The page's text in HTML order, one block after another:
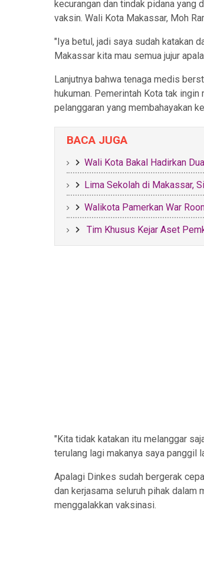
kecurangan dan tindak pidana
vaksin. Wali Kota Makassar, Moh
"Iya betul, jadi saya sudah katakan
Makassar kita mau semua jujur
Lanjutnya bahwa tenaga medis
hukuman. Pemerintah Kota tak
pelanggaran yang membahayakan
BACA JUGA
Wali Kota Bakal Hadirkan
Lima Sekolah di Makassar,
Walikota Pamerkan War
Tim Khusus Kejar Aset
"Kita tidak katakan itu melanggar
terulang lagi makanya saya panggil
Apalagi Dinkes sudah bergerak
dan kerjasama seluruh pihak dalam
menggalakkan vaksinasi.